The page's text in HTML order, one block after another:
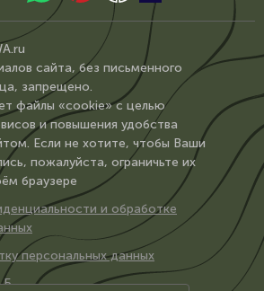
сайта, без письменного
запрещено.
файлы «cookie» с целью
и повышения удобства
Если не хотите, чтобы Ваши
пожалуйста, ограничьте их
браузере
и обработке
персональных данных